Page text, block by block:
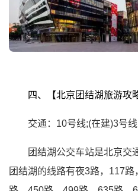
四、【北京团结湖旅游攻
交通：10号线;(在建)3号线
团结湖公交车站是北京交
团结湖的线路有夜3路，117